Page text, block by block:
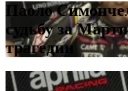
Паоло
судьбу за
трагедии